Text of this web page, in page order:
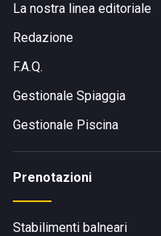
La nostra linea editoriale
Redazione
F.A.Q.
Gestionale Spiaggia
Gestionale Piscina
Prenotazioni
Stabilimenti balneari